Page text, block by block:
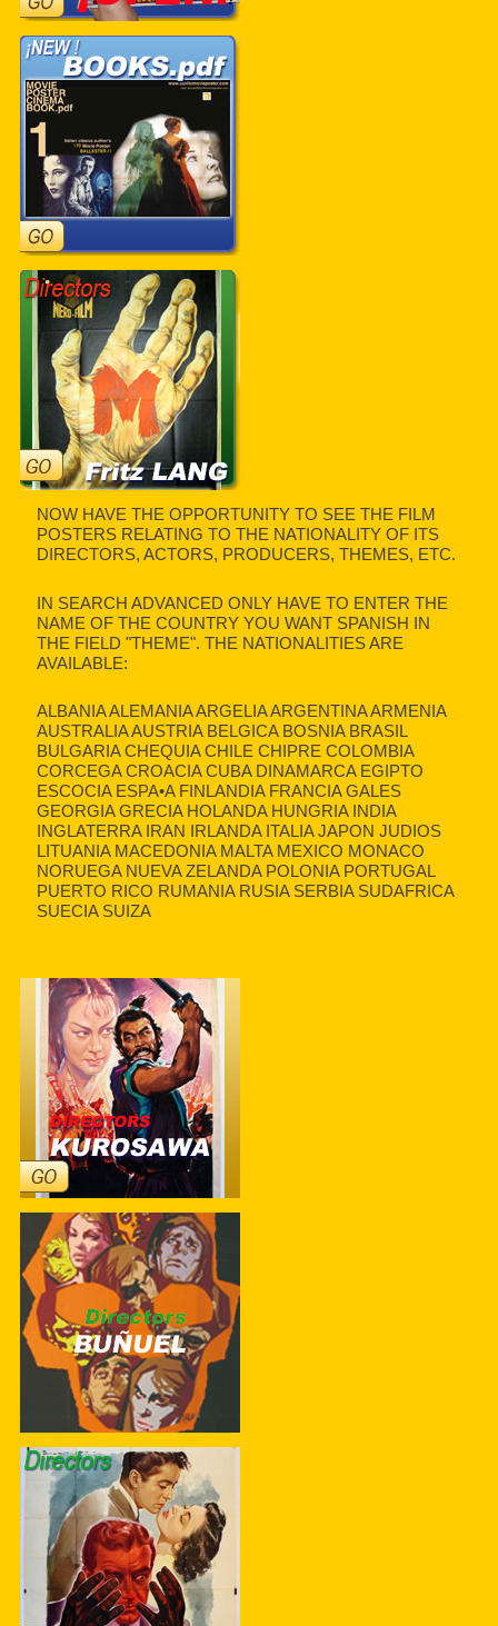
NOW HAVE THE OPPORTUNITY TO SEE THE FILM
POSTERS RELATING TO THE NATIONALITY OF ITS
DIRECTORS, ACTORS, PRODUCERS, THEMES, ETC.
IN SEARCH ADVANCED ONLY HAVE TO ENTER THE
NAME OF THE COUNTRY YOU WANT SPANISH IN
THE FIELD "THEME". THE NATIONALITIES ARE
AVAILABLE:
ALBANIA ALEMANIA ARGELIA ARGENTINA ARMENIA
AUSTRALIA AUSTRIA BELGICA BOSNIA BRASIL
BULGARIA CHEQUIA CHILE CHIPRE COLOMBIA
CORCEGA CROACIA CUBA DINAMARCA EGIPTO
ESCOCIA ESPA•A FINLANDIA FRANCIA GALES
GEORGIA GRECIA HOLANDA HUNGRIA INDIA
INGLATERRA IRAN IRLANDA ITALIA JAPON JUDIOS
LITUANIA MACEDONIA MALTA MEXICO MONACO
NORUEGA NUEVA ZELANDA POLONIA PORTUGAL
PUERTO RICO RUMANIA RUSIA SERBIA SUDAFRICA
SUECIA SUIZA